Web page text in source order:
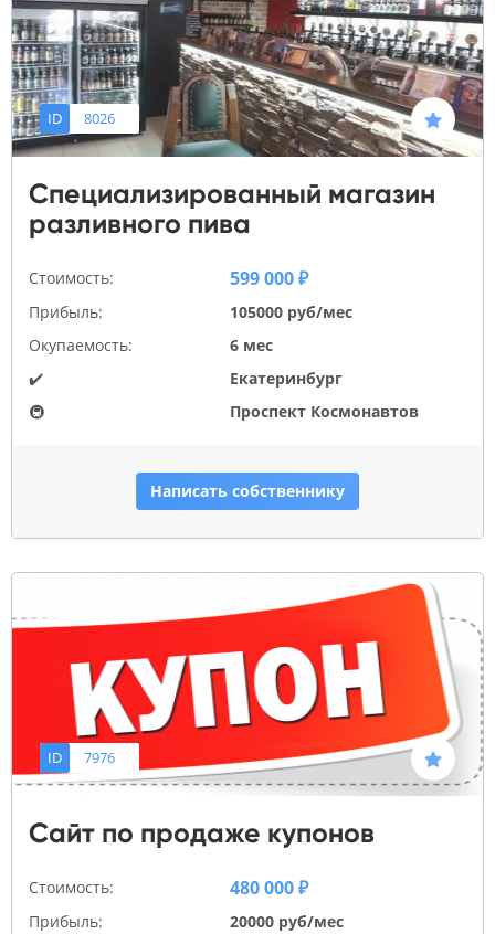
ID 8026
Специализированный магазин
разливного пива
Стоимость: 599 000 ₽
Прибыль:
105000 руб/мес
Окупаемость:
6 мес
✔️
Екатеринбург
🚇
Проспект Космонавтов
Написать собственнику
ID 7976
Сайт по продаже купонов
Стоимость: 480 000 ₽
Прибыль: 20000 руб/мес